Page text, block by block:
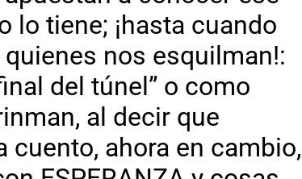
lo tiene; ¡hasta cuando
nos esquilman!:
del túnel” o como
al decir que
cuento, ahora en cambio,